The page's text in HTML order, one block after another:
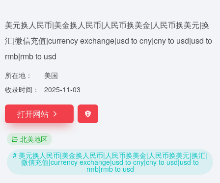
美元换人民币|美金换人民币|人民币换美金|人民币换美元|换
汇|微信充值|currency exchange|usd to cny|cny to usd|usd to
rmb|rmb to usd
所在地：
美国
收录时间：
2025-11-03
打开网站
北美地区
# 美元换人民币|美金换人民币|人民币换美金|人民币换美元|换汇|
微信充值|currency exchange|usd to cny|cny to usd|usd to
rmb|rmb to usd